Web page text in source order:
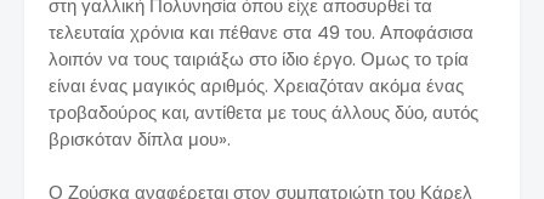
τελευταία χρόνια και πέθανε στα 49 του. Αποφάσισα
λοιπόν να τους ταιριάξω στο ίδιο έργο. Ομως το τρία
είναι ένας μαγικός αριθμός. Χρειαζόταν ακόμα ένας
τροβαδούρος και, αντίθετα με τους άλλους δύο, αυτός
βρισκόταν δίπλα μου».
Ο Ζούσκα αναφέρεται στον συμπατριώτη του Κάρελ